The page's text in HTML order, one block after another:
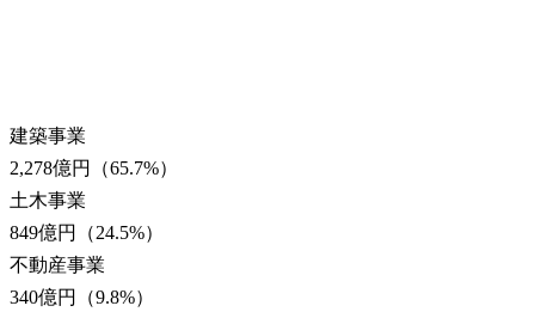
建築事業
2,278億円
（65.7%）
土木事業
849億円
（24.5%）
不動産事業
340億円
（9.8%）